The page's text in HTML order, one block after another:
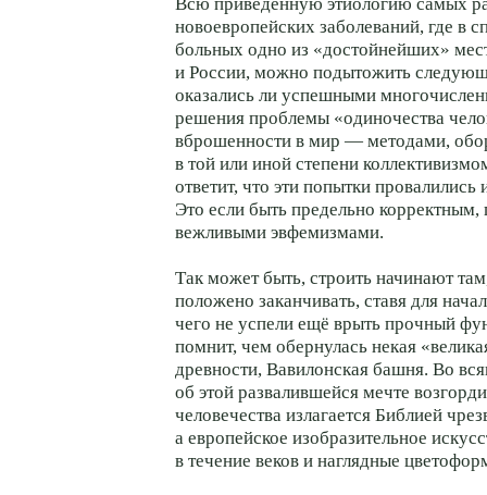
Всю приведённую этиологию самых
новоевропейских заболеваний, где в
больных одно из «достойнейших»
и России, можно подытожить
оказались ли успешными
решения проблемы «одиночества
вброшенности в мир — методами,
в той или иной степени
ответит, что эти попытки провалились
Это если быть предельно корректным,
вежливыми эвфемизмами.
Так может быть, строить начинают
положено заканчивать, ставя для
чего не успели ещё врыть прочный
помнит, чем обернулась некая
древности, Вавилонская башня. Во
об этой развалившейся мечте
человечества излагается Библией
а европейское изобразительное
в течение веков и наглядные